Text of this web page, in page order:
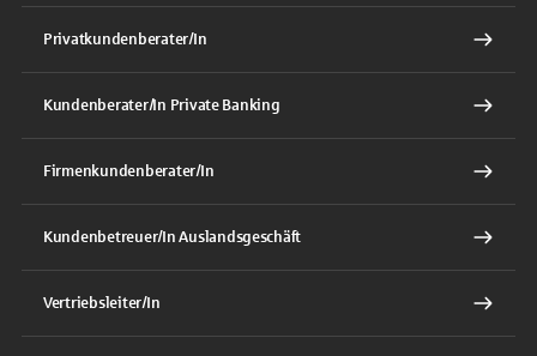
Privatkundenberater/In
Kundenberater/In Private Banking
Firmenkundenberater/In
Kundenbetreuer/In Auslandsgeschäft
Vertriebsleiter/In